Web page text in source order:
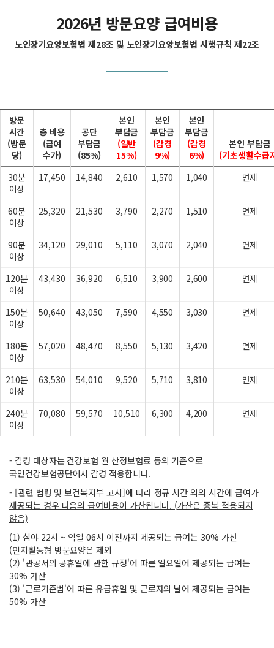
2026년 방문요양 급여비용
노인장기요양보험법 제28조 및 노인장기요양보험법 시행규칙 제22조
방문
시간
(방문
당)
총 비용
(급여
수가)
공단
부담금
(85%)
본인
부담금
(일반
15%)
본인
부담금
(감경
9%)
본인
부담금
(감경
6%)
본인 부담금
(기초생활수급
30분
이상
17,450 14,840 2,610 1,570 1,040 면제
60분
이상
25,320 21,530 3,790 2,270 1,510 면제
90분
이상
34,120 29,010 5,110 3,070 2,040 면제
120분
이상
43,430 36,920 6,510 3,900 2,600 면제
150분
이상
50,640 43,050 7,590 4,550 3,030 면제
180분
이상
57,020 48,470 8,550 5,130 3,420 면제
210분
이상
63,530 54,010 9,520 5,710 3,810 면제
240분
이상
70,080 59,570 10,510 6,300 4,200 면제
- 감경 대상자는 건강보험 월 산정보험료 등의 기준으로
국민건강보험공단에서 감경 적용합니다.
- [관련 법령 및 보건복지부 고시]에 따라 정규 시간 외의 시간에 급여가
제공되는 경우 다음의 급여비용이 가산됩니다. (가산은 중복 적용되지
않음)
(1) 심야 22시 ~ 익일 06시 이전까지 제공되는 급여는 30% 가산
(인지활동형 방문요양은 제외
(2) '관공서의 공휴일에 관한 규정'에 따른 일요일에 제공되는 급여는
30% 가산
(3) '근로기준법'에 따른 유급휴일 및 근로자의 날에 제공되는 급여는
50% 가산